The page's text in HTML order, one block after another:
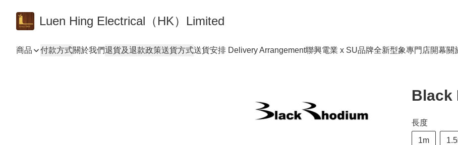
Luen Hing Electrical（HK）Limited
商品 付款方式關於我們退貨及退款政策送貨方式送貨安排 Delivery Arrangement聯興電業 x SU品牌全新型象專門店開幕關
Black
長度
1m